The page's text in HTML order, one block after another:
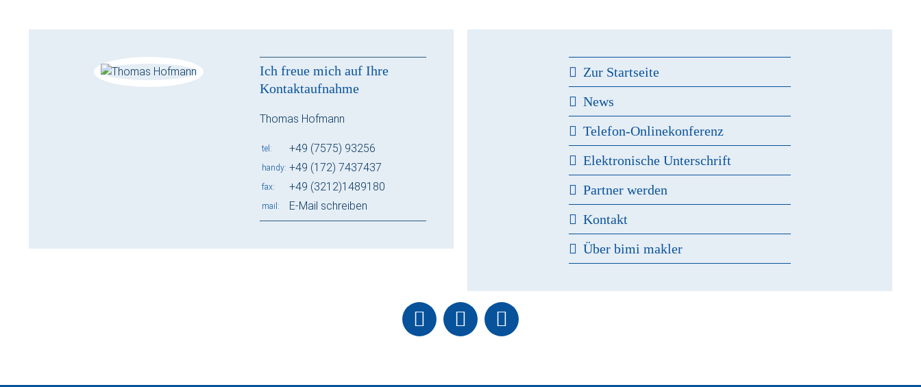
Ich freue mich auf Ihre
Kontaktaufnahme
Thomas Hofmann
tel +49 (7575) 93256
handy +49 (172) 7437437
fax +49 (3212)1489180
mail E-Mail schreiben
Zur Startseite
News
Telefon-Onlinekonferenz
Elektronische Unterschrift
Partner werden
Kontakt
Über bimi makler